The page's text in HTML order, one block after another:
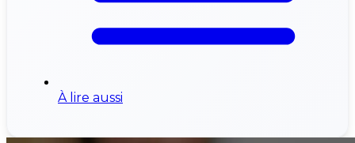
À lire aussi